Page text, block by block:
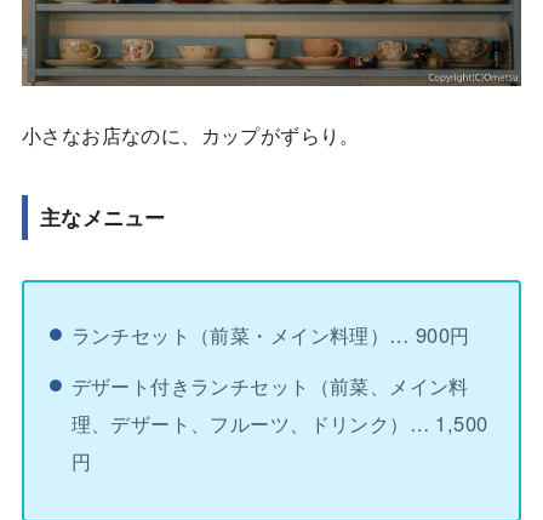
小さなお店なのに、カップがずらり。
主なメニュー
ランチセット（前菜・メイン料理）… 900円
デザート付きランチセット（前菜、メイン料
理、デザート、フルーツ、ドリンク）… 1,500
円